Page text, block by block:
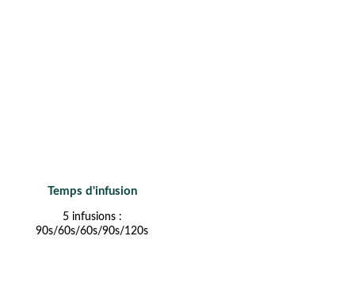
Temps d'infusion
5 infusions :
90s/60s/60s/90s/120s